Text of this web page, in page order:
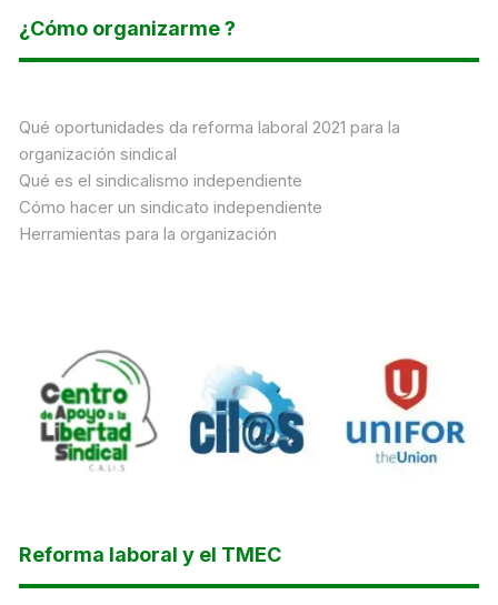
¿Cómo organizarme ?
Qué oportunidades da reforma laboral 2021 para la
organización sindical
Qué es el sindicalismo independiente
Cómo hacer un sindicato independiente
Herramientas para la organización
Reforma laboral y el TMEC